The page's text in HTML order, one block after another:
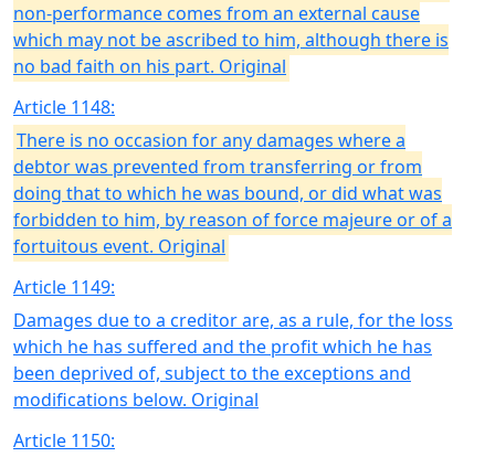
non-performance comes from an external cause
which may not be ascribed to him, although there is
no bad faith on his part. Original
Article 1148:
There is no occasion for any damages where a
debtor was prevented from transferring or from
doing that to which he was bound, or did what was
forbidden to him, by reason of force majeure or of a
fortuitous event. Original
Article 1149:
Damages due to a creditor are, as a rule, for the loss
which he has suffered and the profit which he has
been deprived of, subject to the exceptions and
modifications below. Original
Article 1150: